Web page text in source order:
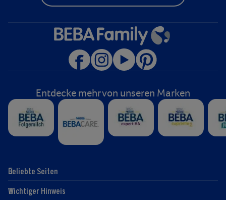
Entdecke mehr von unseren Marken
Beliebte Seiten
Hilfe
Expert:innen
Club-Info
Wichtiger Hinweis